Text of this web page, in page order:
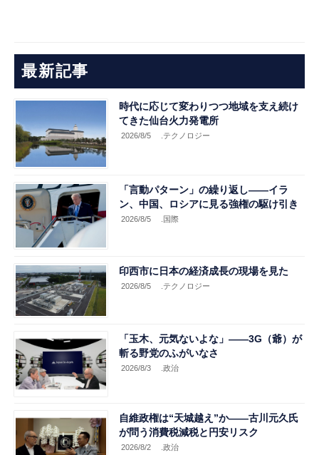
最新記事
時代に応じて変わりつつ地域を支え続け
てきた仙台火力発電所
2026/8/5 .テクノロジー
「言動パターン」の繰り返し――イラ
ン、中国、ロシアに見る強権の駆け引き
2026/8/5 .国際
印西市に日本の経済成長の現場を見た
2026/8/5 .テクノロジー
「玉木、元気ないよな」――3G（爺）が
斬る野党のふがいなさ
2026/8/3 .政治
自維政権は“天城越え”か――古川元久氏
が問う消費税減税と円安リスク
2026/8/2 .政治